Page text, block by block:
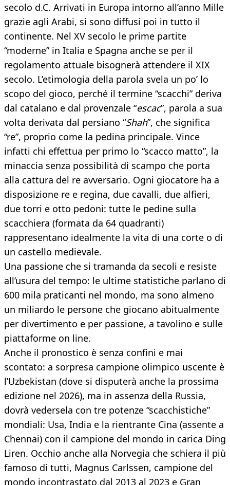
secolo d.C. Arrivati in Europa intorno all’anno Mille
grazie agli Arabi, si sono diffusi poi in tutto il
continente. Nel XV secolo le prime partite
“moderne” in Italia e Spagna anche se per il
regolamento attuale bisognerà attendere il XIX
secolo. L’etimologia della parola svela un po’ lo
scopo del gioco, perché il termine “scacchi” deriva
dal catalano e dal provenzale “escac”, parola a sua
volta derivata dal persiano “Shah”, che significa
“re”, proprio come la pedina principale. Vince
infatti chi effettua per primo lo “scacco matto”, la
minaccia senza possibilità di scampo che porta
alla cattura del re avversario. Ogni giocatore ha a
disposizione re e regina, due cavalli, due alfieri,
due torri e otto pedoni: tutte le pedine sulla
scacchiera (formata da 64 quadranti)
rappresentano idealmente la vita di una corte o di
un castello medievale.
Una passione che si tramanda da secoli e resiste
all’usura del tempo: le ultime statistiche parlano di
600 mila praticanti nel mondo, ma sono almeno
un miliardo le persone che giocano abitualmente
per divertimento e per passione, a tavolino e sulle
piattaforme on line.
Anche il pronostico è senza confini e mai
scontato: a sorpresa campione olimpico uscente è
l’Uzbekistan (dove si disputerà anche la prossima
edizione nel 2026), ma in assenza della Russia,
dovrà vedersela con tre potenze “scacchistiche”
mondiali: Usa, India e la rientrante Cina (assente a
Chennai) con il campione del mondo in carica Ding
Liren. Occhio anche alla Norvegia che schiera il più
famoso di tutti, Magnus Carlssen, campione del
mondo incontrastato dal 2013 al 2023 e Gran